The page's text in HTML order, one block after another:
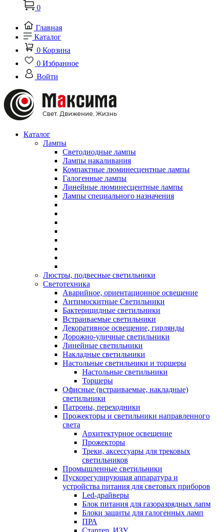
0
Главная
Каталог
0 Корзина
0 Избранное
Войти
Каталог
Лампы
Светодиодные лампы
Лампы накаливания
Компактные люминесцентные лампы
Галогенные лампы
Линейные люминесцентные лампы
Лампы специального назначения
Люстры, подвесные светильники
Светотехника
Аварийное, ориентационное освещение
Антимоскитные Светильники
Бактерицидные светильники
Встраиваемые светильники
Декоративное освещение, гирлянды
Дорожно-уличные светильники
Линейные светильники
Накладные светильники
Настольные светильники и торшеры
Настольные светильники
Торшеры
Офисные (встраиваемые, накладные)
светильники
Патроны, переходники
Прожекторы и светильники направленного
света
Архитектурное освещение
Прожекторы
Треки, аксессуары для трековых
светильников
Промышленные светильники
Пускорегулирующая аппаратура и
устройства питания для световых приборов
Led-драйверы
Блок питания для газоразрядных лапм
Блоки защиты для галогенных ламп
ПРА
Стартер, ИЗУ